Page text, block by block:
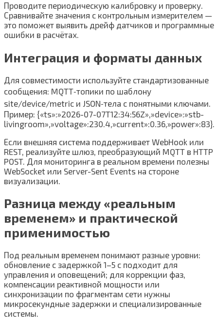
Проводите периодическую калибровку и проверку.
Сравнивайте значения с контрольным измерителем —
это поможет выявить дрейф датчиков и программные
ошибки в расчётах.
Интеграция и форматы данных
Для совместимости используйте стандартизованные
сообщения: MQTT‑топики по шаблону
site/device/metric и JSON‑тела с понятными ключами.
Пример: {«ts»:»2026-07-07T12:34:56Z»,»device»:»stb-
livingroom»,»voltage»:230.4,»current»:0.36,»power»:83}.
Если внешняя система поддерживает WebHook или
REST, реализуйте шлюз, преобразующий MQTT в HTTP
POST. Для мониторинга в реальном времени полезны
WebSocket или Server-Sent Events на стороне
визуализации.
Разница между «реальным
временем» и практической
применимостью
Под реальным временем понимают разные уровни:
обновление с задержкой 1–5 с подходит для
управления и оповещений; для коррекции фаз,
компенсации реактивной мощности или
синхронизации по фрагментам сети нужны
микросекундные задержки и специализированные
системы.